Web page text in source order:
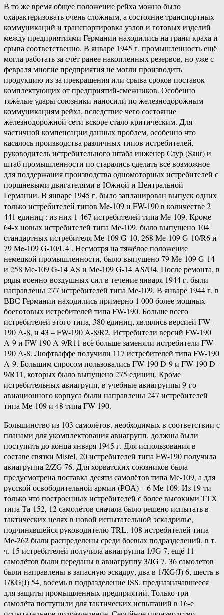
В то же время общее положение рейха можно было
охарактеризовать очень сложным, а состояние транспортных
коммуникаций и транспортировка узлов и готовых изделий
между предприятиями Германии находились на грани краха и
срыва соответственно. В январе 1945 г. промышленность ещё
могла работать за счёт ранее накопленных резервов, но уже с
февраля многие предприятия не могли производить
продукцию из-за прекращения или срыва сроков поставок
комплектующих от предприятий-смежников. Особенно
тяжёлые удары союзники наносили по железнодорожным
коммуникациям рейха, вследствие чего состояние
железнодорожной сети вскоре стало критическим. Для
частичной компенсации данных проблем, особенно что
касалось производства различных типов истребителей,
руководитель истребительного штаба инженер Саур (Saur) и
штаб промышленности по старались сделать всё возможное
для поддержания производства одномоторных истребителей с
поршневыми двигателями в Южной и Центральной
Германии. В январе 1945 г. было запланирован выпуск одних
только истребителей типов Me-109 и FW-190 в количестве 2
441 единиц : из них 1 467 истребителей типа Ме-109. Кроме
64-х новых истребителей типа Ме-109, было выпущено 104
стандартных истребителя Ме-109 G-10, 268 Ме-109 G-10/R6 и
79 Me-109 G-10/U4 . Несмотря на тяжёлое положение
немецкой промышленности, было выпущено 79 Ме-109 G-14
и 258 Ме-109 G-14 AS и Ме-109 G-14 AS/U4. После ремонта, в
ряды военно-воздушных сил в течение января 1944 г. были
направлены 277 истребителей типа Ме-109. В январе 1944 г. в
ВВС Германии находились примерно 1 000 более мощных
боеготовых истребителей типа FW-190. Больше всего
истребителей этого типа, 380 единиц, являлись версией FW-
190 А-8, и 43 – FW-190 A-8/R2. Истребители версий FW-190
A-9 и FW-190 A-9/R11 всё больше заменяли истребители FW-
190 А-8. Люфтваффе получили 117 истребителей типа FW-190
A-9. Большим спросом пользовались FW-190 D-9 и FW-190 D-
9/R11, которых было выпущено 275 единиц. Кроме
истребительных авиагрупп, в учебные авиагруппы 9-го
авиационного корпуса были направлены 247 истребителей
типа Ме-109 и 48 типа FW-190.
Большинство из 103 самолётов, необходимых в соответствии с
планами для укомплектования авиагрупп, должны были
поступить до конца января 1945 г. Для использования в
составе связки Mistel, 20 истребителей типа FW-190 получила
авиагруппа 2/ZG 76. Для хорватских союзников была
предусмотрена поставка десяти самолётов типа Ме-109, а для
русской освободительной армии (РОА) – 6 Ме-109. Из 19-ти
только что построенных истребителей с более высокими ТТХ
типа Та-152, 12 самолётов сначала было решено испытать в
тактических целях в новой испытательной эскадрилье,
подчинявшейся руководителю TRL. 108 истребителей типа
Ме-262 были распределены среди боевых подразделений, в т.
ч. 15 истребителей получила авиагруппа 1/JG 7, ещё 11
самолётов были переданы в авиагруппу 3/JG 7, 36 самолетов
были направлены в запасную эскадру, два в 1/KG(J) 6, шесть в
1/KG(J) 54, восемь в подразделение ISS, предназначавшееся
для защиты промышленных предприятий. Только три
самолёта поступили для тактических испытаний в 16-е